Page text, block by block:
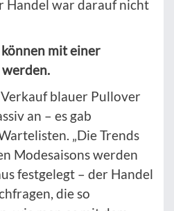
Handel war darauf nicht
mit einer
blauer Pullover
an – es gab
„Die Trends
Modesaisons werden
festgelegt – der Handel
die so